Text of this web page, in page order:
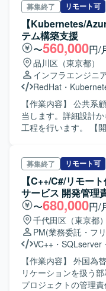
募集終了 リモート可
【Kubernetes/
テム構築支援
〜560,000円/
品川区（東京都）
インフラエンジニ
RedHat ・
【作業内容】 公共系
当します。詳細設計
工程を行います。 【開発環境】 クラウド: Azure OS:
募集終了 リモート可
【C++/C#/リモー
サービス 開発管理
〜680,000円/
千代田区（東京都）
PM(業務委託・フ
VC++ ・ SQLserver
【作業内容】 外国為
リケーションを扱う
プロジェクトの管理